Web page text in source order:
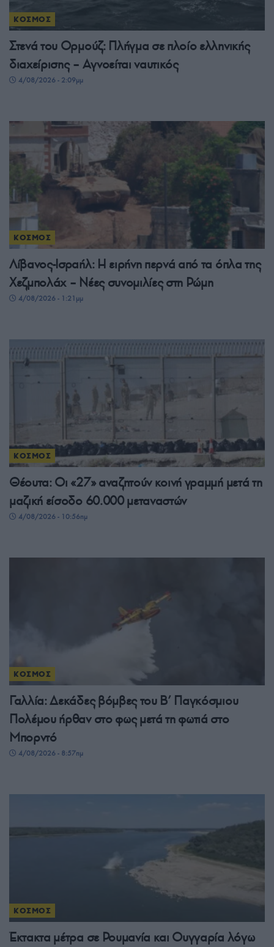
ΚΟΣΜΟΣ
Στενά του Ορμούζ: Πλήγμα σε πλοίο ελληνικής
διαχείρισης – Αγνοείται ναυτικός
4/08/2026 - 2:09μμ
ΚΟΣΜΟΣ
Λίβανος-Ισραήλ: Η ειρήνη περνά από τα όπλα της
Χεζμπολάχ – Νέες συνομιλίες στη Ρώμη
4/08/2026 - 1:21μμ
ΚΟΣΜΟΣ
Θέουτα: Οι «27» αναζητούν κοινή γραμμή μετά τη
μαζική είσοδο 60.000 μεταναστών
4/08/2026 - 10:56πμ
ΚΟΣΜΟΣ
Γαλλία: Δεκάδες βόμβες του Β’ Παγκόσμιου
Πολέμου ήρθαν στο φως μετά τη φωτιά στο
Μπορντό
4/08/2026 - 8:57πμ
ΚΟΣΜΟΣ
Έκτακτα μέτρα σε Ρουμανία και Ουγγαρία λόγω